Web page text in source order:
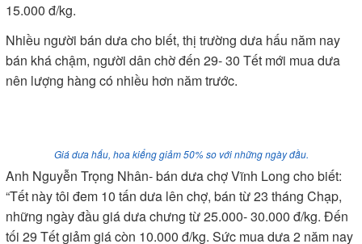
15.000 đ/kg.
Nhiều người bán dưa cho biết, thị trường dưa hấu năm nay
bán khá chậm, người dân chờ đến 29- 30 Tết mới mua dưa
nên lượng hàng có nhiều hơn năm trước.
Giá dưa hấu, hoa kiểng giảm 50% so với những ngày đầu.
Anh Nguyễn Trọng Nhân- bán dưa chợ Vĩnh Long cho biết:
“Tết này tôi đem 10 tấn dưa lên chợ, bán từ 23 tháng Chạp,
những ngày đầu giá dưa chưng từ 25.000- 30.000 đ/kg. Đến
tối 29 Tết giảm giá còn 10.000 đ/kg. Sức mua dưa 2 năm nay